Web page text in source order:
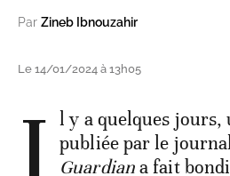
Par Zineb Ibnouzahir
Le 14/01/2024 à 13h05
l y a quelques
publiée par le
Guardiana fait